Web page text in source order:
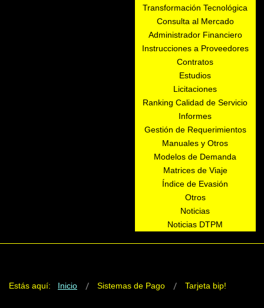
Transformación Tecnológica
Consulta al Mercado
Administrador Financiero
Instrucciones a Proveedores
Contratos
Estudios
Licitaciones
Ranking Calidad de Servicio
Informes
Gestión de Requerimientos
Manuales y Otros
Modelos de Demanda
Matrices de Viaje
Índice de Evasión
Otros
Noticias
Noticias DTPM
Estás aquí: Inicio Sistemas de Pago Tarjeta bip!